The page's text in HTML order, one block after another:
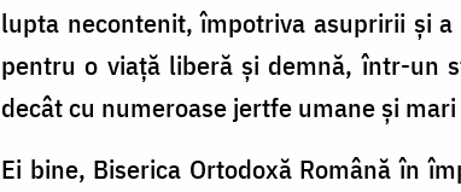
lupta necontenit, împotriva asupririi și
pentru o viață liberă și demnă, într-un
decât cu numeroase jertfe umane și
Ei bine, Biserica Ortodoxă Română în